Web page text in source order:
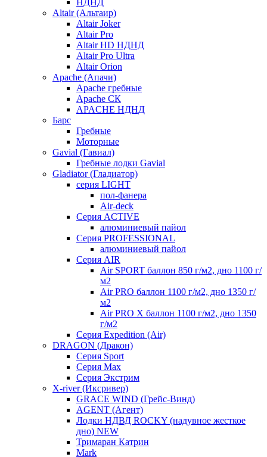
Altair (Альтаир)
Altair Joker
Altair Pro
Altair HD НДНД
Altair Pro Ultra
Altair Orion
Apache (Апачи)
Apache гребные
Apache СК
APACHE НДНД
Барс
Гребные
Моторные
Gavial (Гавиал)
Гребные лодки Gavial
Gladiator (Гладиатор)
серия LIGHT
пол-фанера
Air-deck
Серия ACTIVE
алюминиевый пайол
Серия PROFESSIONAL
алюминиевый пайол
Серия AIR
Air SPORT баллон 850 г/м2, дно 1100 г/
м2
Air PRO баллон 1100 г/м2, дно 1350 г/
м2
Air PRO X баллон 1100 г/м2, дно 1350
г/м2
Серия Expedition (Air)
DRAGON (Дракон)
Серия Sport
Серия Max
Серия Экстрим
X-river (Иксривер)
GRACE WIND (Грейс-Винд)
AGENT (Агент)
Лодки НДВД ROCKY (надувное жесткое
дно) NEW
Тримаран Катрин
Mark